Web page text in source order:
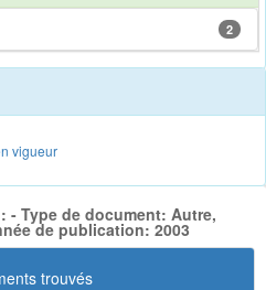
2
vigueur
- Type de document: Autre,
de publication: 2003
trouvés